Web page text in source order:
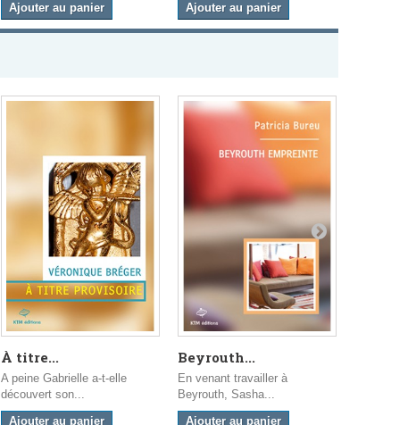
Ajouter au panier
Ajouter au panier
À titre...
A peine Gabrielle a-t-elle
découvert son...
Ajouter au panier
Beyrouth...
En venant travailler à
Beyrouth, Sasha...
Ajouter au panier